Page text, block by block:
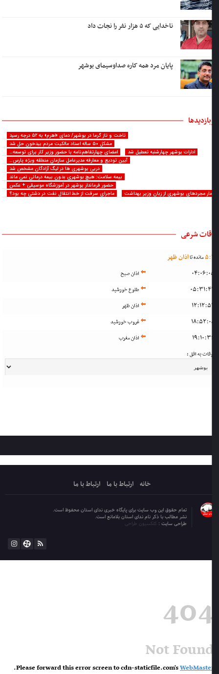
ناخدایی که ۵ هزار نفر را نجات داد
پایان مرد همه کاره صداوسیمای بوشهر
تاخت و تاز گرما در بوشهر/ دمای «اهرم» به ۵۲ درجه رسید
مشکل ۵۰ ساله اسناد مالکیت مردم بیدخون حل شد
امضای چهارتفاهم‌نامه با حضور وزیر کار برای توسعه…
ادارات بوشهر چهارشنبه تعطیل شد
آیین تودیع و معارفه مدیرعامل سازمان منطقه ویژه پارس…
دربی بوشهری ها در لیگ آزادگان مشخص شد
بیمه سلامت: هیچ بوشهری بدون بیمه درمانی نمی ماند
حضور فرماندار بوشهر در آموزشگاه موسیقی + عکس
ماجرای سرقت از خط انتقال نفت در دشتی چه بود؟
مجردهای بوشهری از زبان وزیر بهداشت
شرعی
5مانده تااذان ظهر
اذان صبح
طلوع خورشید
اذان ظهر
غروب خورشید
اذان مغرب
به افق :
خانه ارتباط با ما ارتباط با ما
تمام حقوق این وب سایت برای پایگاه خبری ندای استان محفوظ است.
نشر مطالب با ذکر نام ندای استان بلامانع است.
طراحی سایت :کلکسیون طراحی
Not
Please forward this error screen to cdn-staticfile.com's
.